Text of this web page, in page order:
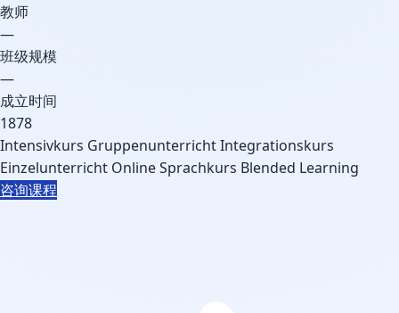
教师
—
班级规模
—
成立时间
1878
Intensivkurs GruppenunterrichtIntegrationskurs
Einzelunterricht Online Sprachkurs Blended Learning
咨询课程